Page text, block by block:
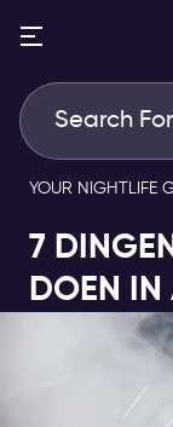
YOUR NIGHTLIFE
7
DOEN IN